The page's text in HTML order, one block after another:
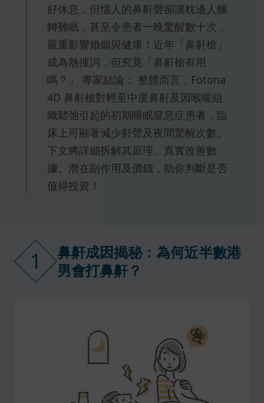
好休息，但惱人的鼻鼾聲卻讓枕邊人輾
轉難眠，甚至令患者一晚驚醒數十次，
嚴重影響婚姻與健康！近年「鼻鼾槍」
成為熱搜詞，但究竟「鼻鼾槍有用
嗎？」 專家結論： 整體而言，Fotona
4D 鼻鼾槍對輕至中度鼻鼾及因喉嚨組
織鬆弛引起的初期睡眠窒息症患者，臨
床上可顯著減少鼾聲及夜間驚醒次數。
下文將詳細拆解其原理、真實改善數
據、潛在副作用及價錢，助你判斷是否
值得投資！
1
鼻鼾成因揭秘：為何近半數港
男會打鼻鼾？